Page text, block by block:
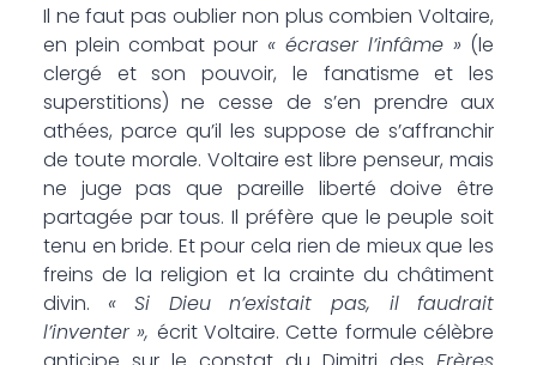
Il ne faut pas oublier non plus combien Voltaire,
en plein combat pour « écraser l’infâme » (le
clergé et son pouvoir, le fanatisme et les
superstitions) ne cesse de s’en prendre aux
athées, parce qu’il les suppose de s’affranchir
de toute morale. Voltaire est libre penseur, mais
ne juge pas que pareille liberté doive être
partagée par tous. Il préfère que le peuple soit
tenu en bride. Et pour cela rien de mieux que les
freins de la religion et la crainte du châtiment
divin. « Si Dieu n’existait pas, il faudrait
l’inventer », écrit Voltaire. Cette formule célèbre